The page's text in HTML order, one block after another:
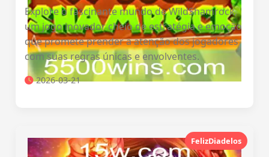
Explore o fascinante mundo de WildShamrock,
um jogo inovador cheio de estratégia e emoção
que promete prender a atenção dos jogadores
com suas regras únicas e envolventes.
2026-03-21
FelizDiadelos